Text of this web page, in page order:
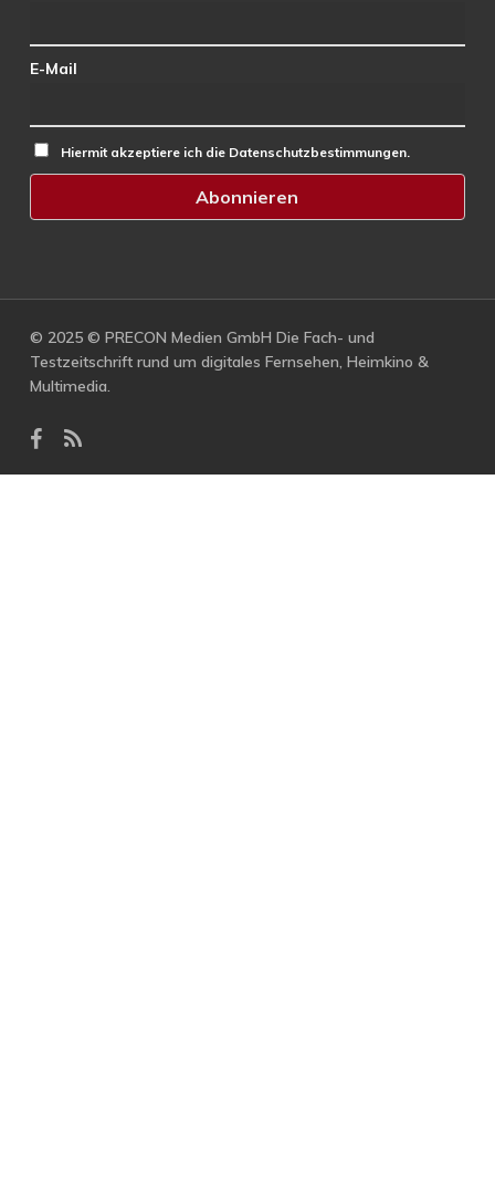
E-Mail
Hiermit akzeptiere ich die Datenschutzbestimmungen.
© 2025 © PRECON Medien GmbH Die Fach- und
Testzeitschrift rund um digitales Fernsehen, Heimkino &
Multimedia.
facebook
RSS